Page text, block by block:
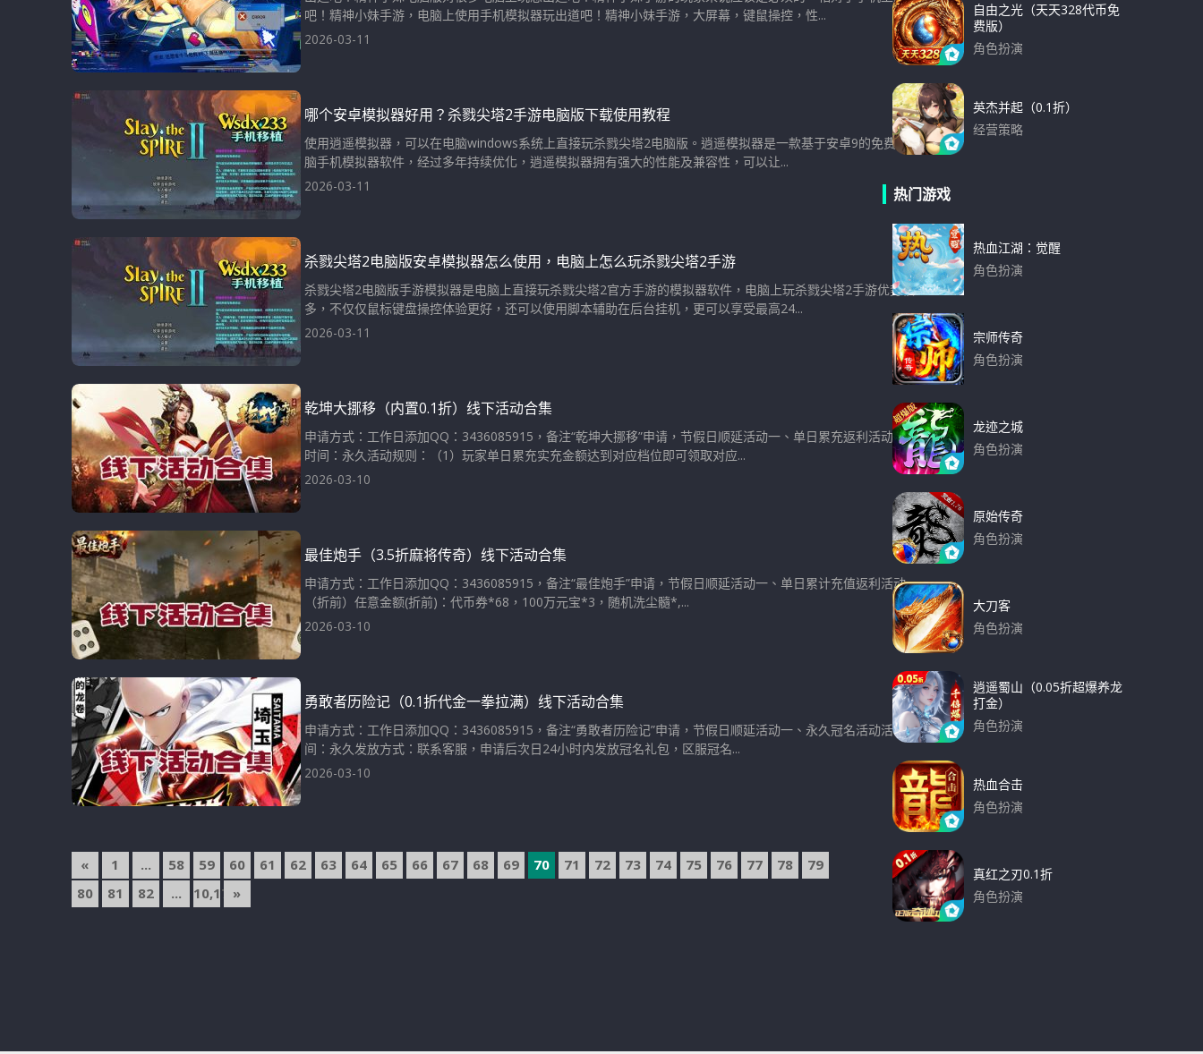
吧！精神小妹手游，电脑上使用手机模拟器玩出道吧！精神小妹手游，大屏幕，键鼠操控，性...
2026-03-11
哪个安卓模拟器好用？杀戮尖塔2手游电脑版下载使用教程
使用逍遥模拟器，可以在电脑windows系统上直接玩杀戮尖塔2电脑版。逍遥模拟器是一款基于安卓9的免费电
脑手机模拟器软件，经过多年持续优化，逍遥模拟器拥有强大的性能及兼容性，可以让...
2026-03-11
杀戮尖塔2电脑版安卓模拟器怎么使用，电脑上怎么玩杀戮尖塔2手游
杀戮尖塔2电脑版手游模拟器是电脑上直接玩杀戮尖塔2官方手游的模拟器软件，电脑上玩杀戮尖塔2手游优势很
多，不仅仅鼠标键盘操控体验更好，还可以使用脚本辅助在后台挂机，更可以享受最高24...
2026-03-11
乾坤大挪移（内置0.1折）线下活动合集
申请方式：工作日添加QQ：3436085915，备注“乾坤大挪移”申请，节假日顺延活动一、单日累充返利活动活动
时间：永久活动规则：（1）玩家单日累充实充金额达到对应档位即可领取对应...
2026-03-10
最佳炮手（3.5折麻将传奇）线下活动合集
申请方式：工作日添加QQ：3436085915，备注“最佳炮手”申请，节假日顺延活动一、单日累计充值返利活动
（折前）任意金额(折前)：代币券*68，100万元宝*3，随机洗尘髓*,...
2026-03-10
勇敢者历险记（0.1折代金一拳拉满）线下活动合集
申请方式：工作日添加QQ：3436085915，备注“勇敢者历险记”申请，节假日顺延活动一、永久冠名活动活动时
间：永久发放方式：联系客服，申请后次日24小时内发放冠名礼包，区服冠名...
2026-03-10
文
章
« 1 ... 58 59 60 61 62 63 64 65 66 67 68 69 70 71 72 73 74 75 76 77 78
79
80
81 82 ... 10,173»
自由之光（天天328代币免
费版）
角色扮演
英杰并起（0.1折）
经营策略
热门游戏
热血江湖：觉醒
角色扮演
宗师传奇
角色扮演
龙迹之城
角色扮演
原始传奇
角色扮演
大刀客
角色扮演
逍遥蜀山（0.05折超爆养龙
打金）
角色扮演
热血合击
角色扮演
真红之刃0.1折
角色扮演